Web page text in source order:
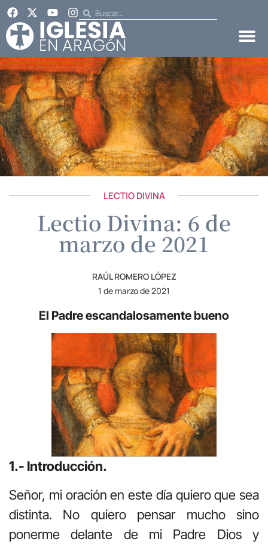
LECTIO DIVINA
Lectio Divina: 6 de
marzo de 2021
RAÚL ROMERO LÓPEZ
1 de marzo de 2021
El Padre escandalosamente bueno
1.- Introducción.
Señor, mi oración en este día quiero que sea
distinta. No quiero pensar mucho sino
ponerme delante de mi Padre Dios y